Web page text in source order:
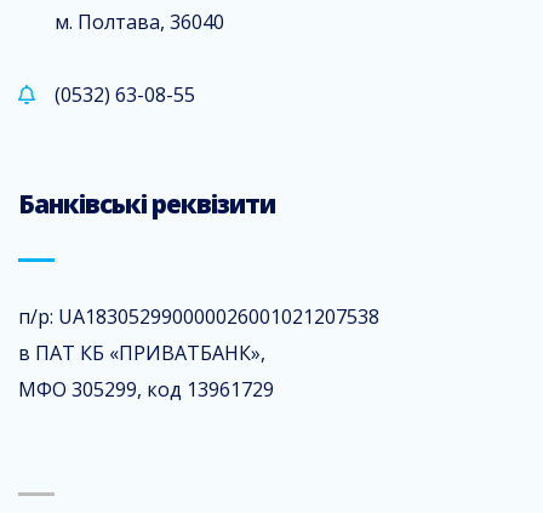
м. Полтава, 36040
(0532) 63-08-55
Банківські реквізити
п/р: UA183052990000026001021207538
в ПАТ КБ «ПРИВАТБАНК»,
МФО 305299, код 13961729